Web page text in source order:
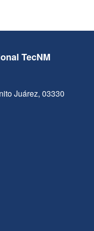
TecNM
Juárez, 03330